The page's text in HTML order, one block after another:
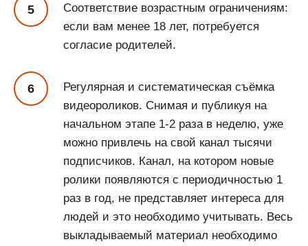
Соответствие возрастным ограничениям:
если вам менее 18 лет, потребуется
согласие родителей.
Регулярная и систематическая съёмка
видеороликов. Снимая и публикуя на
начальном этапе 1-2 раза в неделю, уже
можно привлечь на свой канал тысячи
подписчиков. Канал, на котором новые
ролики появляются с периодичностью 1
раз в год, не представляет интереса для
людей и это необходимо учитывать. Весь
выкладываемый материал необходимо